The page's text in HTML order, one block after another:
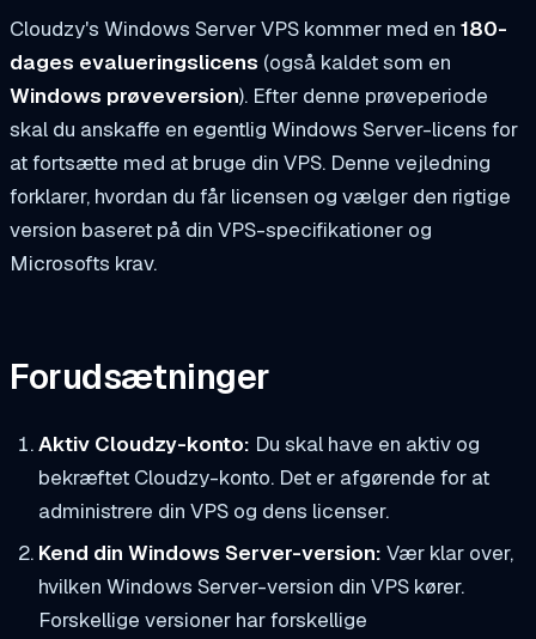
Cloudzy's Windows Server VPS kommer med en 180-
dages evalueringslicens (også kaldet som en
Windows prøveversion). Efter denne prøveperiode
skal du anskaffe en egentlig Windows Server-licens for
at fortsætte med at bruge din VPS. Denne vejledning
forklarer, hvordan du får licensen og vælger den rigtige
version baseret på din VPS-specifikationer og
Microsofts krav.
Forudsætninger
Aktiv Cloudzy-konto: Du skal have en aktiv og
bekræftet Cloudzy-konto. Det er afgørende for at
administrere din VPS og dens licenser.
Kend din Windows Server-version: Vær klar over,
hvilken Windows Server-version din VPS kører.
Forskellige versioner har forskellige